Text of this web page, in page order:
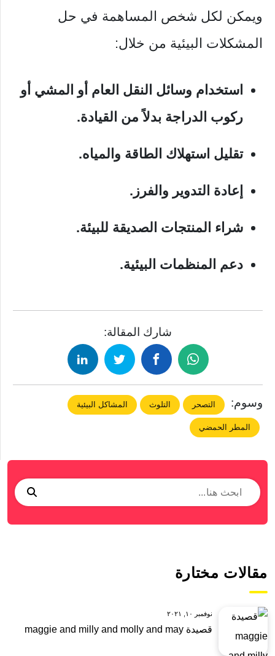
ويمكن لكل شخص المساهمة في حل
المشكلات البيئية من خلال:
استخدام وسائل النقل العام أو المشي أو
ركوب الدراجة بدلاً من القيادة.
تقليل استهلاك الطاقة والمياه.
إعادة التدوير والفرز.
شراء المنتجات الصديقة للبيئة.
دعم المنظمات البيئية.
شارك المقالة:
وسوم: التصحر التلوث المشاكل البيئية
المطر الحمضي
مقالات مختارة
نوفمبر ١٠, ٢٠٢١
قصيدة maggie and milly and molly and may